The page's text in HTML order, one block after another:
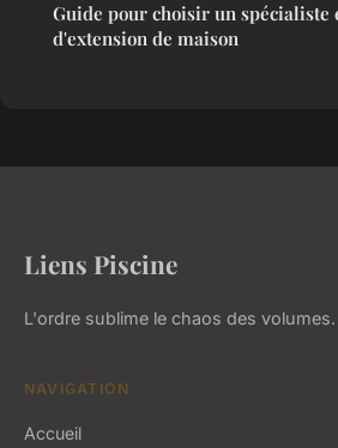
Guide pour choisir un spécialiste
d'extension de maison
Liens Piscine
L'ordre sublime le chaos des volumes.
NAVIGATION
Accueil